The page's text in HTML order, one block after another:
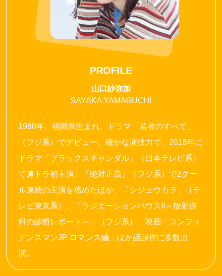
PROFILE
山口紗弥加
SAYAKA YAMAGUCHI
1980年、福岡県生まれ。ドラマ「若者のすべて」
（フジ系）でデビュー。確かな演技力で、2018年に
ドラマ「ブラックスキャンダル」（日本テレビ系）
で連ドラ初主演、「絶対正義」（フジ系）で2クー
ル連続の主演を務めたほか、「シジュウカラ」（テ
レビ東京系）、「ラジエーションハウスII～放射線
科の診断レポート～」（フジ系）、映画「コンフィ
デンスマンJP ロマンス編」ほか話題作に多数出
演。